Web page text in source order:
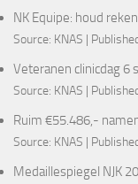
NK Equipe: houd
Source: KNAS
Veteranen clinicdag 6
Source: KNAS
Ruim €55.486,-
Source: KNAS
Medaillespiegel NJK